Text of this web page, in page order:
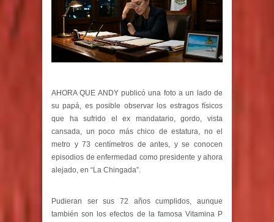
AHORA QUE ANDY publicó una foto a un lado de
su papá, es posible observar los estragos físicos
que ha sufrido el ex mandatario, gordo, vista
cansada, un poco más chico de estatura, no el
metro y 73 centímetros de antes, y se conocen
episodios de enfermedad como presidente y ahora
alejado, en “La Chingada”.
Pudieran ser sus 72 años cumplidos, aunque
también son los efectos de la famosa Vitamina P